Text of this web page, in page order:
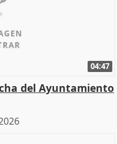
04:47
del Ayuntamiento